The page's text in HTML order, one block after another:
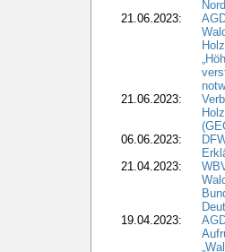
21.06.2023:
21.06.2023:
06.06.2023:
21.04.2023:
19.04.2023: